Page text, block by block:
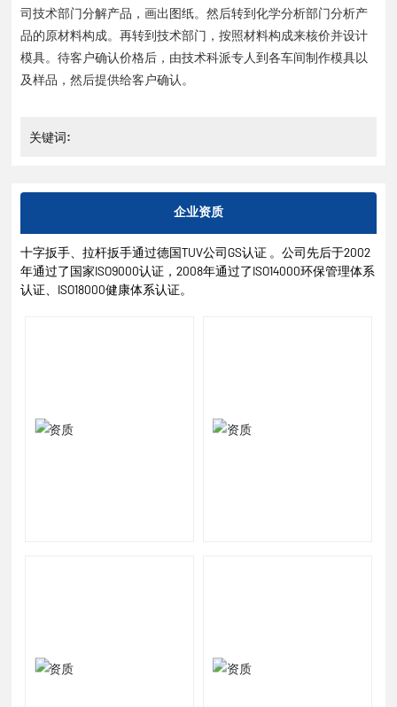
司技术部门分解产品，画出图纸。然后转到化学分析部门分析产
品的原材料构成。再转到技术部门，按照材料构成来核价并设计
模具。待客户确认价格后，由技术科派专人到各车间制作模具以
及样品，然后提供给客户确认。
关键词:
企业资质
十字扳手、拉杆扳手通过德国TUV公司GS认证 。公司先后于2002
年通过了国家ISO9000认证，2008年通过了ISO14000环保管理体系
认证、ISO18000健康体系认证。